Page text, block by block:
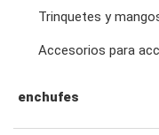
llaves para
llaves
Trinquetes y
Accesorios para
enchufes